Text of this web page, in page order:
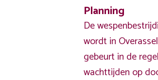
Planning
De
wordt in
gebeurt in de
wachttijden op